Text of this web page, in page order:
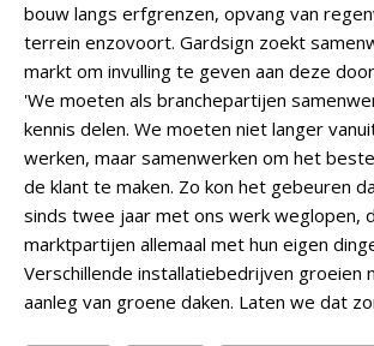
bouw langs erfgrenzen, opvang van
terrein enzovoort. Gardsign zoekt
markt om invulling te geven aan deze
'We moeten als branchepartijen
kennis delen. We moeten niet langer
werken, maar samenwerken om het
de klant te maken. Zo kon het gebeuren
sinds twee jaar met ons werk weglopen,
marktpartijen allemaal met hun eigen
Verschillende installatiebedrijven groeien
aanleg van groene daken. Laten we dat